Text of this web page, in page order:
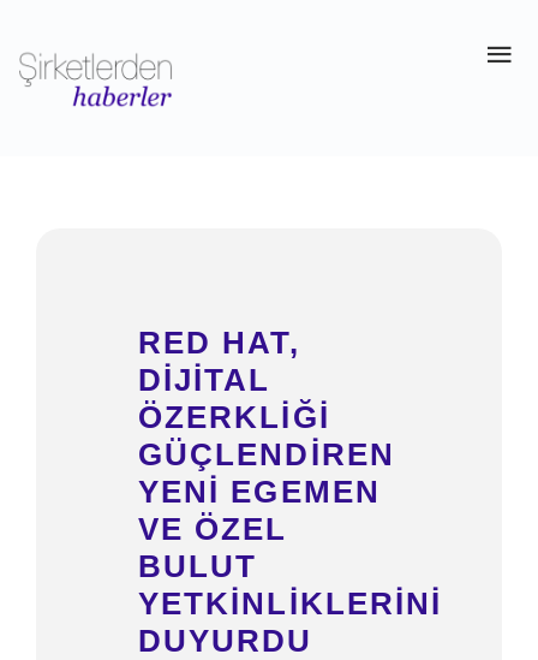
RED HAT,
DIJITAL
ÖZERKLIĞI
GÜÇLENDIREN
YENI EGEMEN
VE ÖZEL
BULUT
YETKINLIKLERINI
DUYURDU